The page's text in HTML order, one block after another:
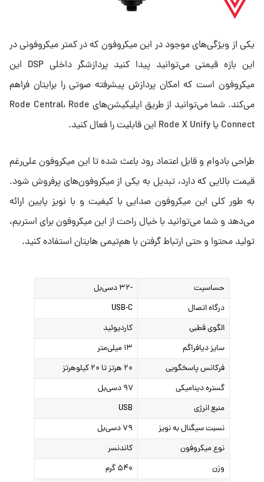
یکی از ویژگی‌های موجود در این میکروفون که در کمتر میکروفونی در
این بازه قیمتی می‌توانید پیدا کنید پردازشگر داخلی DSP این
میکروفون است که امکان پردازش پیشرفته صوتی را برایتان فراهم
می‌کند. شما می‌توانید از طریق اپلیکیشن‌های Rode Central، Rode
Connect یا Rode X Unify این قابلیت را فعال‌ کنید.
طراحی بادوام و قابل اعتماد رود باعث شده تا این میکروفون علی‌رغم
قیمت بالایی که دارد، تبدیل به یکی از میکروفون‌های پرفروش شود.
به طور کلی این میکروفون صدایی با کیفیت و با نویز پایین ارائه
می‌دهد و شما می‌توانید با خیال راحت از این میکروفون برای استریم،
تولید محتوا و حتی ارتباط گرفتن با هم‌تیمی هایتان استفاده کنید.
حساسیت
-۳۲ دسی‌بل
درگاه اتصال
USB-C
الگوی قطبی
کاردیوئید
سایز دیافراگم
۱۳ میلی‌متر
فرکانس پاسخگویی
۲۰ هرتز تا ۲۰ کیلوهرتز
گستره دینامیکی
۹۷ دسی‌بل
منبع انرژی
USB
نسبت سیگنال به نویز
۷۹ دسی‌بل
نوع میکروفون
کاندنسر
وزن
۵۴۰ گرم